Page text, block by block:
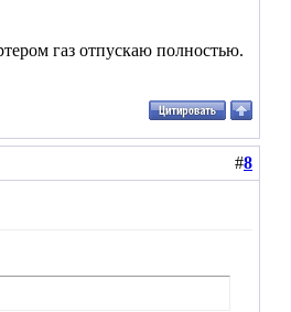
газ отпускаю полностью.
#8